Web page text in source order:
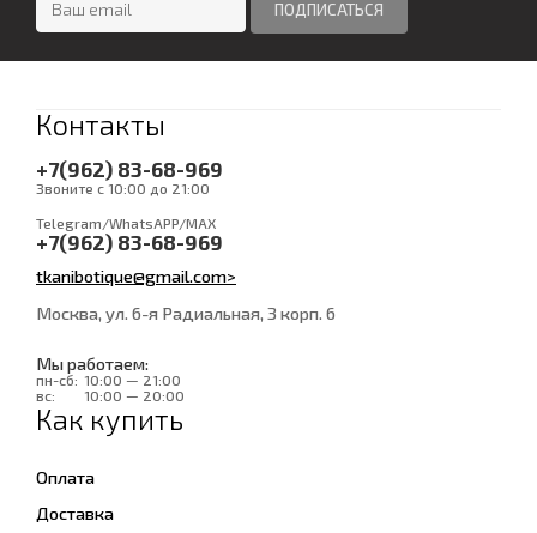
Контакты
+7(962) 83-68-969
Звоните с 10:00 до 21:00
Telegram/WhatsAPP/MAX
+7(962) 83-68-969
tkanibotique@gmail.com>
Москва, ул. 6-я Радиальная, 3 корп. 6
Мы работаем:
пн-сб: 10:00 — 21:00
вс:
10:00 — 20:00
Как купить
Оплата
Доставка